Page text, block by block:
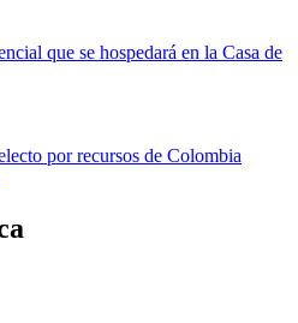
que se hospedará en la Casa de
por recursos de Colombia